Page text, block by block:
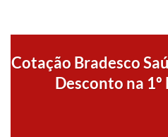
Cotação Bradesco
Desconto na